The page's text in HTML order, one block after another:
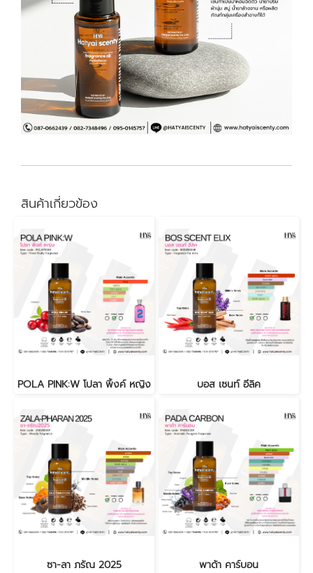
สินค้าเกี่ยวข้อง
POLA PINK:W โปลา พิ้งค์ หญิง บอส เซนท์ อีลิค
ซา-ลา ภรัณ 2025 พาด้า คาร์บอน